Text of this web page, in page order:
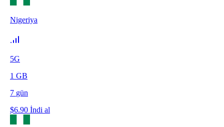
Nigeriya
5G
1 GB
7 gün
$6.90 İndi al